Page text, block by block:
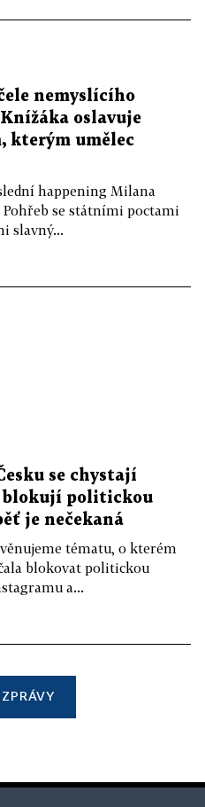
nemyslícího
oslavuje
kterým umělec
happening Milana
se státními poctami
slavný...
se chystají
blokují politickou
je nečekaná
tématu, o kterém
blokovat politickou
a...